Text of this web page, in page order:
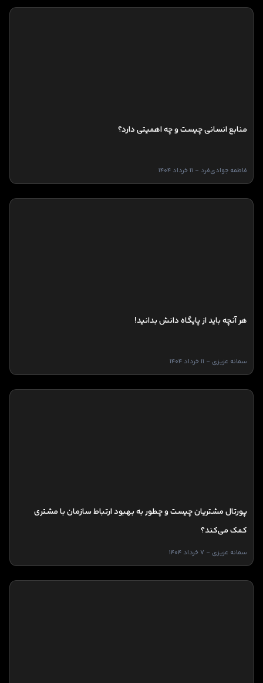
منابع انسانی چیست و چه اهمیتی دارد؟
فاطمه جوادی‌فرد - 11 خرداد 1404
هر آنچه باید از پایگاه دانش بدانید!
سمانه عزیزی - 11 خرداد 1404
پورتال مشتریان چیست و چطور به بهبود ارتباط سازمان با مشتری
کمک می‌کند؟
سمانه عزیزی - 7 خرداد 1404